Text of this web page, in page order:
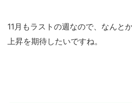
11月もラストの週なので、なんと
上昇を期待したいですね。